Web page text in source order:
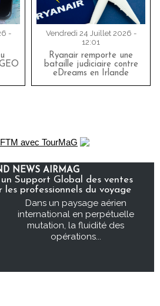
-
Vendredi 24 Juillet 2026 -
12:01
Ryanair remporte une
bataille judiciaire contre
eDreams en Irlande
NEWS AIRMAG
Support Global des ventes
les professionnels du voyage
Dans un paysage aérien
international en perpétuelle
mutation, la fluidité des
opérations...